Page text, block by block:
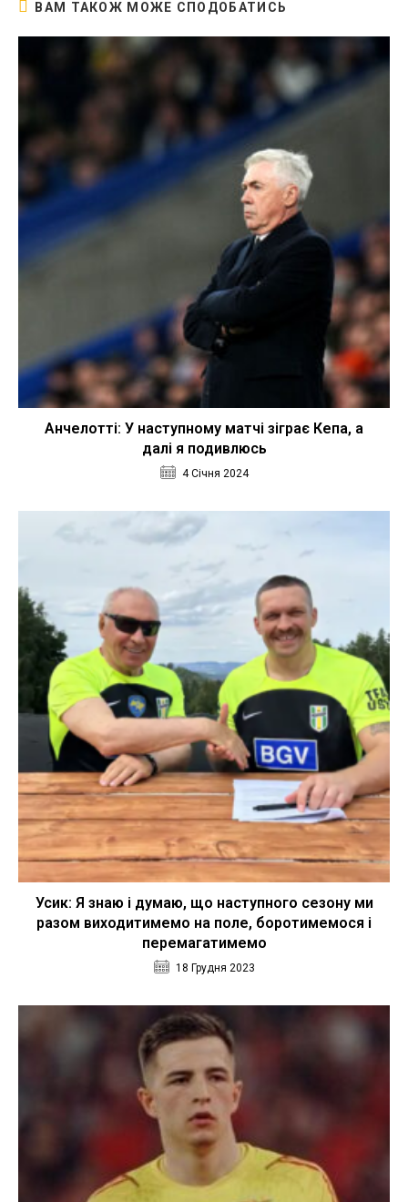
ВАМ ТАКОЖ МОЖЕ СПОДОБАТИСЬ
Анчелотті: У наступному матчі зіграє Кепа, а
далі я подивлюсь
4 Січня 2024
Усик: Я знаю і думаю, що наступного сезону ми
разом виходитимемо на поле, боротимемося і
перемагатимемо
18 Грудня 2023